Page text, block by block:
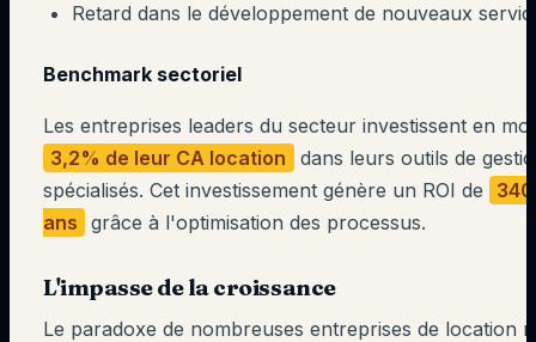
Retard dans le développement de nouveaux
Benchmark sectoriel
Les entreprises leaders du secteur investissent en
3,2% de leur CA location
dans leurs outils de
spécialisés. Cet investissement génère un ROI de
ans grâce à l'optimisation des processus.
L'impasse de la croissance
Le paradoxe de nombreuses entreprises de location